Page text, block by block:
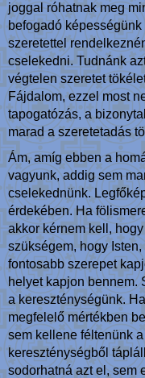
joggal róhatnak meg
befogadó
szeretettel
cselekedni. Tudnánk
végtelen szeretet
Fájdalom, ezzel most
tapogatózás, a
marad a szeretetadás
Ám, amíg ebben a
vagyunk, addig sem
cselekednünk.
érdekében. Ha
akkor kérnem kell,
szükségem, hogy
fontosabb szerepet
helyet kapjon bennem.
a kereszténységünk.
megfelelő mértékben
sem kellene féltenünk
kereszténységből
sodorhatná azt el, sem